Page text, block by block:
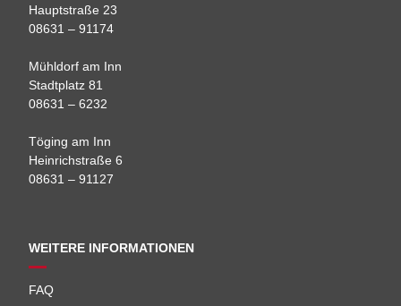
Hauptstraße 23
08631 – 91174
Mühldorf am Inn
Stadtplatz 81
08631 – 6232
Töging am Inn
Heinrichstraße 6
08631 – 91127
WEITERE INFORMATIONEN
FAQ